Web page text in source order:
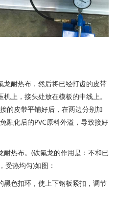
耐热布，然后将已经打齿的皮带
上，接头处放在模板的中线上。
的皮带平铺好后，在两边分别加
融化后的PVC原料外溢，导致接好
热布。(铁氟龙的作用是：不和已
受热均匀)如图：
色扣环，使上下钢板紧扣，调节